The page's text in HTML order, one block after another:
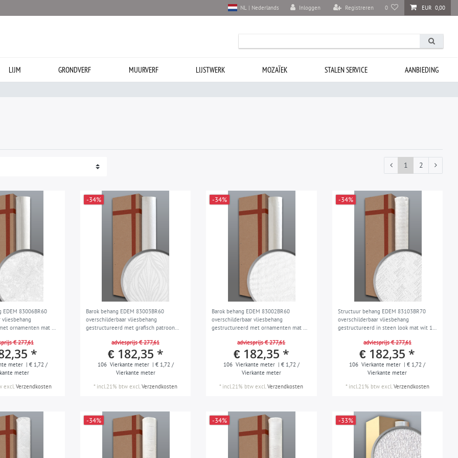
Inloggen Registreren 0 EUR 0,00
NL | Nederlands
LIJM GRONDVERF MUURVERF LIJSTWERK MOZAÏEK STALEN SERVICE AANBIEDING
1 2
EDEM 83006BR60
vliesbehang
ornamenten mat wit
€ 277,61
*
meter | € 1,72 /
meter
excl.Verzendkosten
-34%
Barok behang EDEM 83003BR60
overschilderbaar vliesbehang
gestructureerd met grafisch patroon
adviesprijs € 277,61
€ 182,35 *
106 Vierkante meter | € 1,72 /
Vierkante meter
* incl.21% btw excl.Verzendkosten
-34%
Barok behang EDEM 83002BR60
overschilderbaar vliesbehang
gestructureerd met ornamenten mat wit
adviesprijs € 277,61
€ 182,35 *
106 Vierkante meter | € 1,72 /
Vierkante meter
* incl.21% btw excl.Verzendkosten
-34%
Structuur behang EDEM 83103BR70
overschilderbaar vliesbehang
gestructureerd in steen look mat wit 1
adviesprijs € 277,61
€ 182,35 *
106 Vierkante meter | € 1,72 /
Vierkante meter
* incl.21% btwexcl.Verzendkosten
-34% -34% -33%